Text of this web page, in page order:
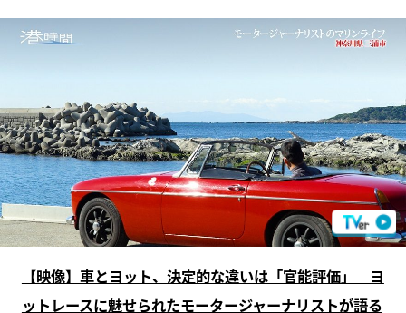
【映像】車とヨット、決定的な違いは「官能評価」 ヨ
ットレースに魅せられたモータージャーナリストが語る